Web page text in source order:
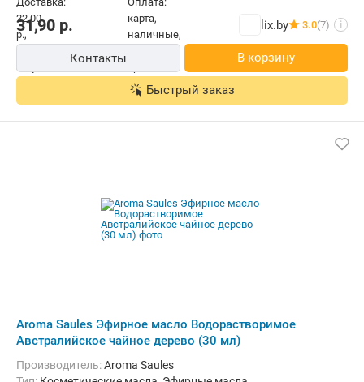
31,90 р. lix.by 3.0(7) i
Контакты В корзину
Быстрый заказ
Aroma Saules Эфирное масло Водорастворимое
Австралийское чайное дерево (30 мл)
Производитель:Aroma Saules